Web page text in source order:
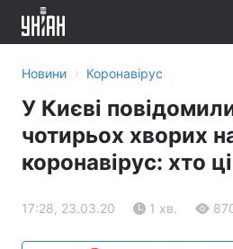
Новини › Коронавірус
У Києві
чотирьох хворих
коронавірус: хто
17:28, 23.03.20 1 хв.